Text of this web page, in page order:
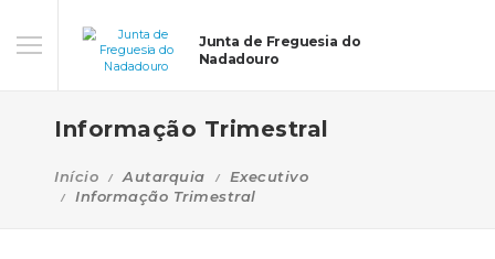
Junta de Freguesia do
Nadadouro
Informação Trimestral
Início Autarquia
Executivo
Informação Trimestral